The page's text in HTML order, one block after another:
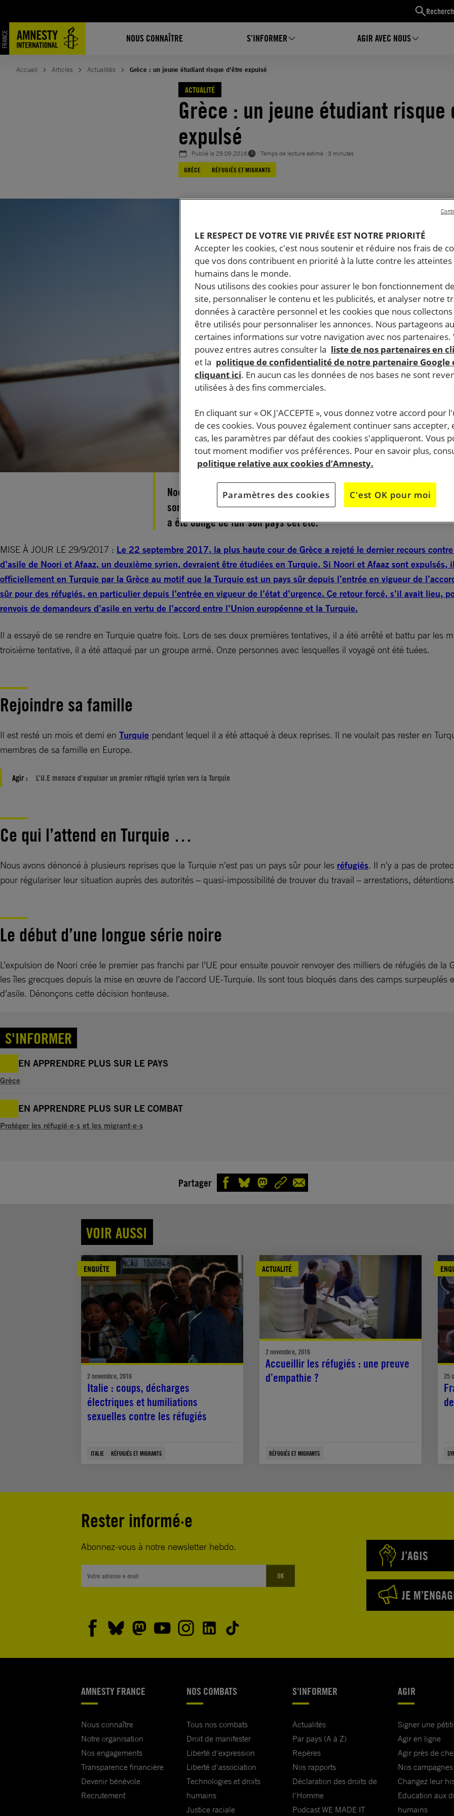
NOUS CONNAÎTRE S’INFORMER AGIR AVEC NOUS
contenu
Accueil Articles Actualités Grèce : un jeune étudiant risque d’être expulsé
ACTUALITÉ
Grèce : un jeune étudiant risque
expulsé
Publié le29.09.2016
Temps de lecture estimé : 3 minutes
GRÈCE
RÉFUGIÉS ET MIGRANTS
Noori a 21 ans. Il a tellement peur pour sa vie qu’il ne veut pas
son nom. En Syrie, il était étudiant en médecine. Du fait de la
a été obligé de fuir son pays cet été.
MISE À JOUR LE 29/9/2017 : Le 22 septembre 2017, la plus haute cour de Grèce a rejeté le dernier recours
d’asile de Noori et Afaaz, un deuxième syrien, devraient être étudiées en Turquie. Si Noori et Afaaz sont expulsés,
officiellement en Turquie par la Grèce au motif que la Turquie est un pays sûr depuis l’entrée en vigueur de
sûr pour des réfugiés, en particulier depuis l’entrée en vigueur de l’état d’urgence. Ce retour forcé, s’il avait lieu,
renvois de demandeurs d’asile en vertu de l’accord entre l’Union européenne et la Turquie.
Il a essayé de se rendre en Turquie quatre fois. Lors de ses deux premières tentatives, il a été arrêté et battu par les
troisième tentative, il a été attaqué par un groupe armé. Onze personnes avec lesquelles il voyagé ont été tuées.
Rejoindre sa famille
Il est resté un mois et demi en Turquie pendant lequel il a été attaqué à deux reprises. Il ne voulait pas rester en
membres de sa famille en Europe.
Agir : L’U.E menace d’expulser un premier réfugié syrien vers la Turquie
Ce qui l’attend en Turquie …
Nous avons dénoncé à plusieurs reprises que la Turquie n’est pas un pays sûr pour les réfugiés. Il n’y a pas de
pour régulariser leur situation auprès des autorités – quasi-impossibilité de trouver du travail – arrestations,
Le début d’une longue série noire
L’expulsion de Noori crée le premier pas franchi par l’UE pour ensuite pouvoir renvoyer des milliers de réfugiés de
les îles grecques depuis la mise en œuvre de l’accord UE-Turquie. Ils sont tous bloqués dans des camps surpeuplés
d’asile. Dénonçons cette décision honteuse.
S'INFORMER
EN APPRENDRE PLUS SUR LE PAYS
Grèce
EN APPRENDRE PLUS SUR LE COMBAT
Protéger les réfugié·e·s et les migrant·e·s
Partager
VOIR AUSSI
ENQUÊTE
2 novembre, 2016
Italie : coups, décharges
électriques et humiliations
sexuelles contre les réfugiés
ITALIE RÉFUGIÉS ET MIGRANTS
ACTUALITÉ
2 novembre, 2016
Accueillir les réfugiés : une preuve
d’empathie ?
RÉFUGIÉS ET MIGRANTS
25
Rester informé·e
Abonnez-vous à notre newsletter hebdo.
OK
J’AGIS
JE
AMNESTY FRANCE
Nous connaître
Notre organisation
Nos engagements
Transparence financière
Devenir bénévole
Recrutement
NOS COMBATS
Tous nos combats
Droit de manifester
Liberté d'expression
Liberté d'association
Technologies et droits
humains
Justice raciale
S'INFORMER
Actualités
Par pays (A à Z)
Repères
Nos rapports
Déclaration des droits de
l'Homme
Podcast WE MADE IT
AGIR
Signer une
Agir en ligne
Agir près de
Nos campagnes
Changez leur
Education aux
humains
LE RESPECT DE VOTRE VIE PRIVÉE EST NOTRE PRIORITÉ
Accepter les cookies, c'est nous soutenir et réduire nos frais de
que vos dons contribuent en priorité à la lutte contre les
humains dans le monde.
Nous utilisons des cookies pour assurer le bon fonctionnement
site, personnaliser le contenu et les publicités, et analyser notre
données à caractère personnel et les cookies que nous
être utilisés pour personnaliser les annonces. Nous partageons
certaines informations sur votre navigation avec nos partenaires.
pouvez entres autres consulter la liste de nos partenaires en
et la politique de confidentialité de notre partenaire Google
cliquant ici. En aucun cas les données de nos bases ne sont
utilisées à des fins commerciales.
En cliquant sur « OK J'ACCEPTE », vous donnez votre accord pour
de ces cookies. Vous pouvez également continuer sans accepter,
cas, les paramètres par défaut des cookies s'appliqueront. Vous
tout moment modifier vos préférences. Pour en savoir plus,
politique relative aux cookies d’Amnesty.
Paramètres des cookies C'est OK pour moi